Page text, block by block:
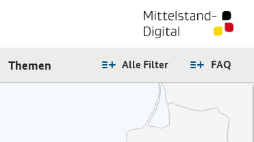
FAQ
Alle Filter
Themen